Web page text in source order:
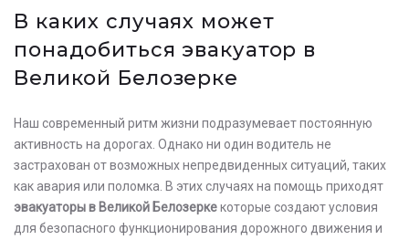
В каких случаях может
понадобиться эвакуатор в
Великой Белозерке
Наш современный ритм жизни подразумевает постоянную
активность на дорогах. Однако ни один водитель не
застрахован от возможных непредвиденных ситуаций, таких
как авария или поломка. В этих случаях на помощь приходят
эвакуаторы в Великой Белозеркекоторые создают условия
для безопасного функционирования дорожного движения и